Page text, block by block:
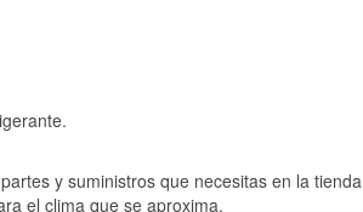
y suministros que necesitas en la tienda
el clima que se aproxima.